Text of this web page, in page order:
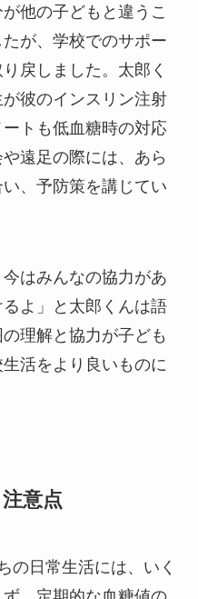
他の子どもと違うこ
が、学校でのサポー
戻しました。太郎く
彼のインスリン注射
トも低血糖時の対応
遠足の際には、あら
、予防策を講じてい
今はみんなの協力があ
よ」と太郎くんは語
理解と協力が子ども
活をより良いものに
意点
の日常生活には、いく